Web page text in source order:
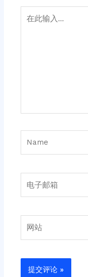
子
箱
站